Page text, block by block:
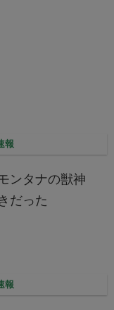
報
ンタナの獣神
だった
報